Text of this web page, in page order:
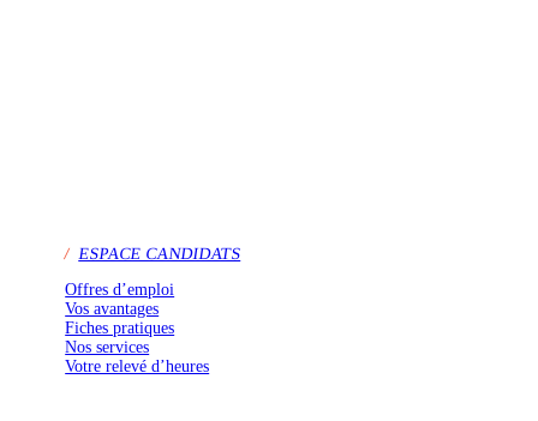
/ ESPACE CANDIDATS
Offres d’emploi
Vos avantages
Fiches pratiques
Nos services
Votre relevé d’heures